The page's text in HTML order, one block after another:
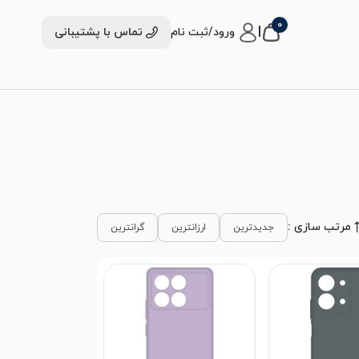
0 ورود/ثبت نام تماس با پشتیبانی
مرتب سازی : جدیدترین ارزانترین گرانترین